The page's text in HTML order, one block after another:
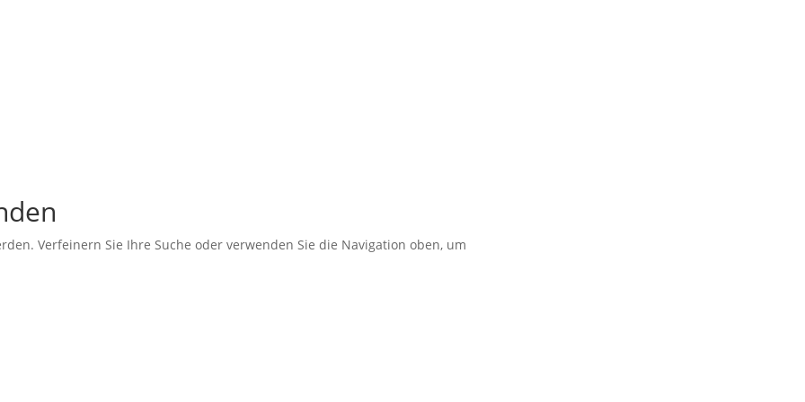
Verfeinern Sie Ihre Suche oder verwenden Sie die Navigation oben, um